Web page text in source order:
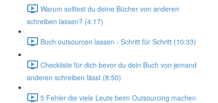
Warum solltest du deine Bücher von anderen
schreiben lassen? (4:17)
Buch outsourcen lassen - Schritt für Schritt (10:33)
Checkliste für dich bevor du dein Buch von jemand
anderen schreiben lässt (8:50)
5 Fehler die viele Leute beim Outsourcing machen